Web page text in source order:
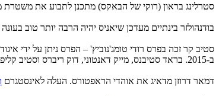
סטרלינג בראון (רוקי של הבאקס) מתכנן לתבוע את משטרת
בודנהולזר בינתיים מעדכן שיאניס יהיה הרבה יותר טוב
סטיב קר זכה בפרס רודי טומג'נוביץ' – הפרס ניתן על ידי
ב-2015. בראד סטיבנס, מייק דאנטוני, דוק ריברס וסטיב קליפורד בין הפיינליסטים.
דמאר דרוזן מדאיג את אוהדי הראפטורס. העלה לאינסטגרם